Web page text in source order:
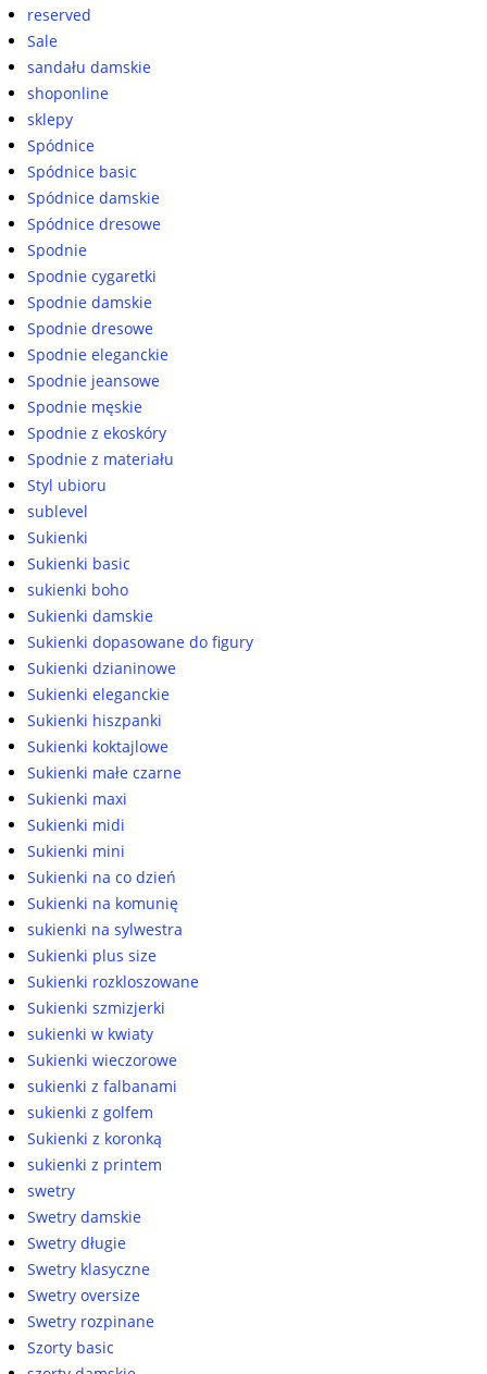
reserved
Sale
sandału damskie
shoponline
sklepy
Spódnice
Spódnice basic
Spódnice damskie
Spódnice dresowe
Spodnie
Spodnie cygaretki
Spodnie damskie
Spodnie dresowe
Spodnie eleganckie
Spodnie jeansowe
Spodnie męskie
Spodnie z ekoskóry
Spodnie z materiału
Styl ubioru
sublevel
Sukienki
Sukienki basic
sukienki boho
Sukienki damskie
Sukienki dopasowane do figury
Sukienki dzianinowe
Sukienki eleganckie
Sukienki hiszpanki
Sukienki koktajlowe
Sukienki małe czarne
Sukienki maxi
Sukienki midi
Sukienki mini
Sukienki na co dzień
Sukienki na komunię
sukienki na sylwestra
Sukienki plus size
Sukienki rozkloszowane
Sukienki szmizjerki
sukienki w kwiaty
Sukienki wieczorowe
sukienki z falbanami
sukienki z golfem
Sukienki z koronką
sukienki z printem
swetry
Swetry damskie
Swetry długie
Swetry klasyczne
Swetry oversize
Swetry rozpinane
Szorty basic